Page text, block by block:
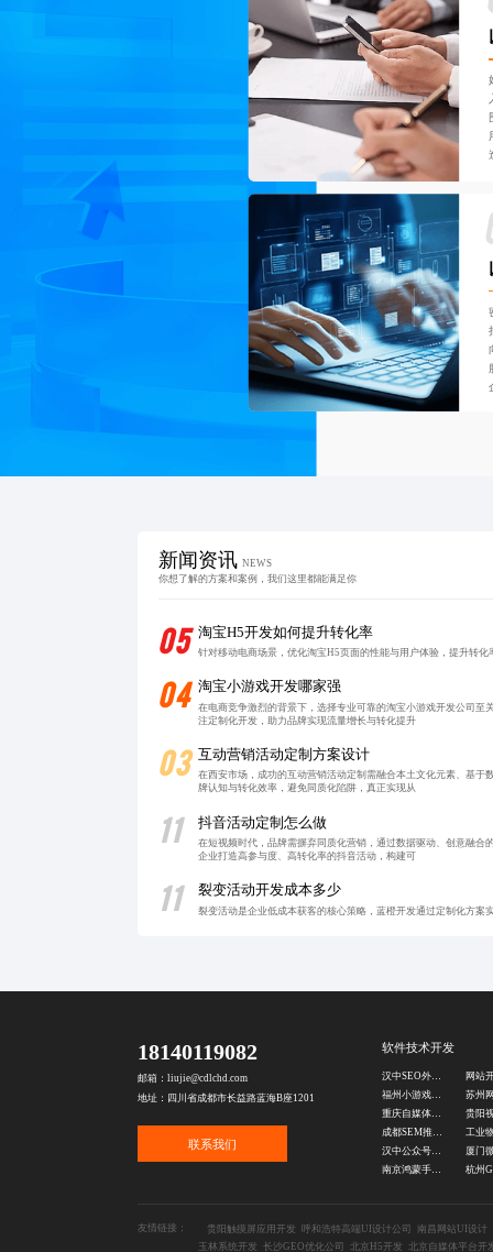
新闻资讯 NEWS
你想了解的方案和案例，我们这里都能满足你
05 淘宝H5开发如何提升转化率
针对移动电商场景，优化淘宝H5页面的性能与用户体验，提升转
04 淘宝小游戏开发哪家强
在电商竞争激烈的背景下，选择专业可靠的淘宝小游戏开发公司
注定制化开发，助力品牌实现流量增长与转化提升
03 互动营销活动定制方案设计
在西安市场，成功的互动营销活动定制需融合本土文化元素、基
牌认知与转化效率，避免同质化陷阱，真正实现从
11 抖音活动定制怎么做
在短视频时代，品牌需摒弃同质化营销，通过数据驱动、创意融
企业打造高参与度、高转化率的抖音活动，构建可
11 裂变活动开发成本多少
裂变活动是企业低成本获客的核心策略，蓝橙开发通过定制化方
18140119082
邮箱：liujie@cdlchd.com
地址：四川省成都市长益路蓝海B座1201
联系我们
软件技术开发
汉中SEO外包公司
网站
福州小游戏开发公司
重庆自媒体推广公司
成都SEM推广公司
汉中公众号微商城开发
南京鸿蒙手机APP开发
友情链接： 贵阳触摸屏应用开发 呼和浩特高端UI设计公司 南昌网站UI设计
玉林系统开发 长沙GEO优化公司 北京H5开发 北京自媒体平台开